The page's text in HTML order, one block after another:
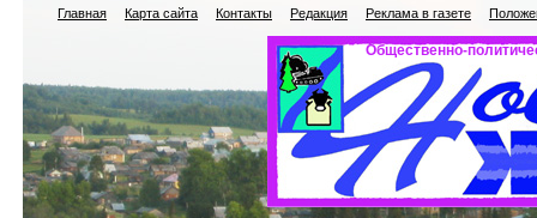
Главная Карта сайта Контакты Редакция Реклама в газете
Общественно-